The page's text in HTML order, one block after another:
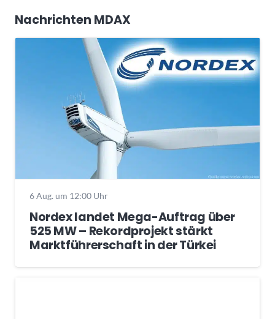
Nachrichten MDAX
6 Aug. um 12:00 Uhr
Nordex landet Mega-Auftrag über
525 MW – Rekordprojekt stärkt
Marktführerschaft in der Türkei